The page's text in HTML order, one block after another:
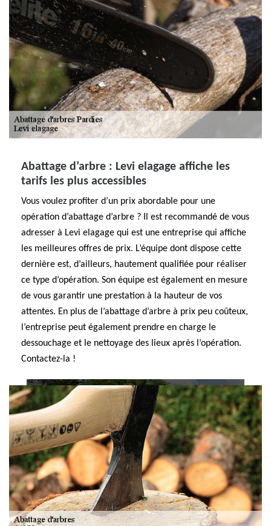
Abattage d’arbre : Levi elagage affiche les
tarifs les plus accessibles
Vous voulez profiter d’un prix abordable pour une
opération d’abattage d’arbre ? Il est recommandé de vous
adresser à Levi elagage qui est une entreprise qui affiche
les meilleures offres de prix. L’équipe dont dispose cette
dernière est, d’ailleurs, hautement qualifiée pour réaliser
ce type d’opération. Son équipe est également en mesure
de vous garantir une prestation à la hauteur de vos
attentes. En plus de l’abattage d’arbre à prix peu coûteux,
l’entreprise peut également prendre en charge le
dessouchage et le nettoyage des lieux après l’opération.
Contactez-la !